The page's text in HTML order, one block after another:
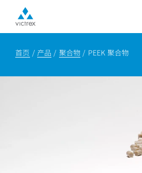
首页 产品 聚合物 PEEK 聚合物